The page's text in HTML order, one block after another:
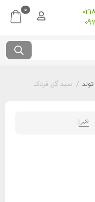
0
/ سبد گل فرناک